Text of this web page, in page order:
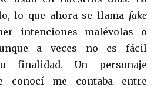
lo que ahora se llamafake
intenciones malévolas o
a veces no es fácil
finalidad. Un personaje
conocí me contaba entre